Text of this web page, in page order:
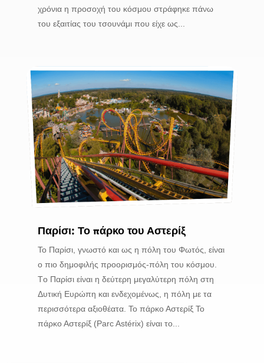
χρόνια η προσοχή του κόσμου στράφηκε πάνω
του εξαιτίας του τσουνάμι που είχε ως...
Παρίσι: Το πάρκο του Αστερίξ
Το Παρίσι, γνωστό και ως η πόλη του Φωτός, είναι
ο πιο δημοφιλής προορισμός-πόλη του κόσμου.
Tο Παρίσι είναι η δεύτερη μεγαλύτερη πόλη στη
Δυτική Ευρώπη και ενδεχομένως, η πόλη με τα
περισσότερα αξιοθέατα. Το πάρκο Αστερίξ To
πάρκο Αστερίξ (Parc Astérix) είναι το...